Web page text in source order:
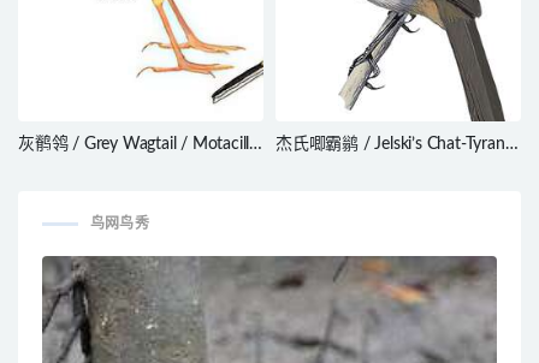
灰鹡鸰 / Grey Wagtail / Motacilla
杰氏唧霸鹟 / Jelski’s Chat-Tyrant
鸟网鸟秀